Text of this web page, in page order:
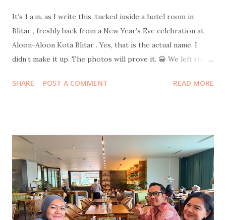
It’s 1 a.m. as I write this, tucked inside a hotel room in
Blitar , freshly back from a New Year’s Eve celebration at
Aloon-Aloon Kota Blitar . Yes, that is the actual name. I
didn’t make it up. The photos will prove it. 😀 We left the
Strategic hunger. Because where else should one welcome
would have been morally wrong. After circling the bazaar in
our best food-hunter mode, we finally docked at a humble
tent stall with carpets spread out for lesehan seating .
Dinner was rawon rice and chicken soto rice , both at the
very comforting price of ten thousand rupiah per portion.
The flavor, however, was elevated by a surprise plot twist:
SHARE POST A COMMENT READ MORE